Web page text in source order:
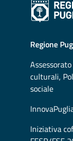
Regione
Assessorato
culturali,
sociale
Iniziativa